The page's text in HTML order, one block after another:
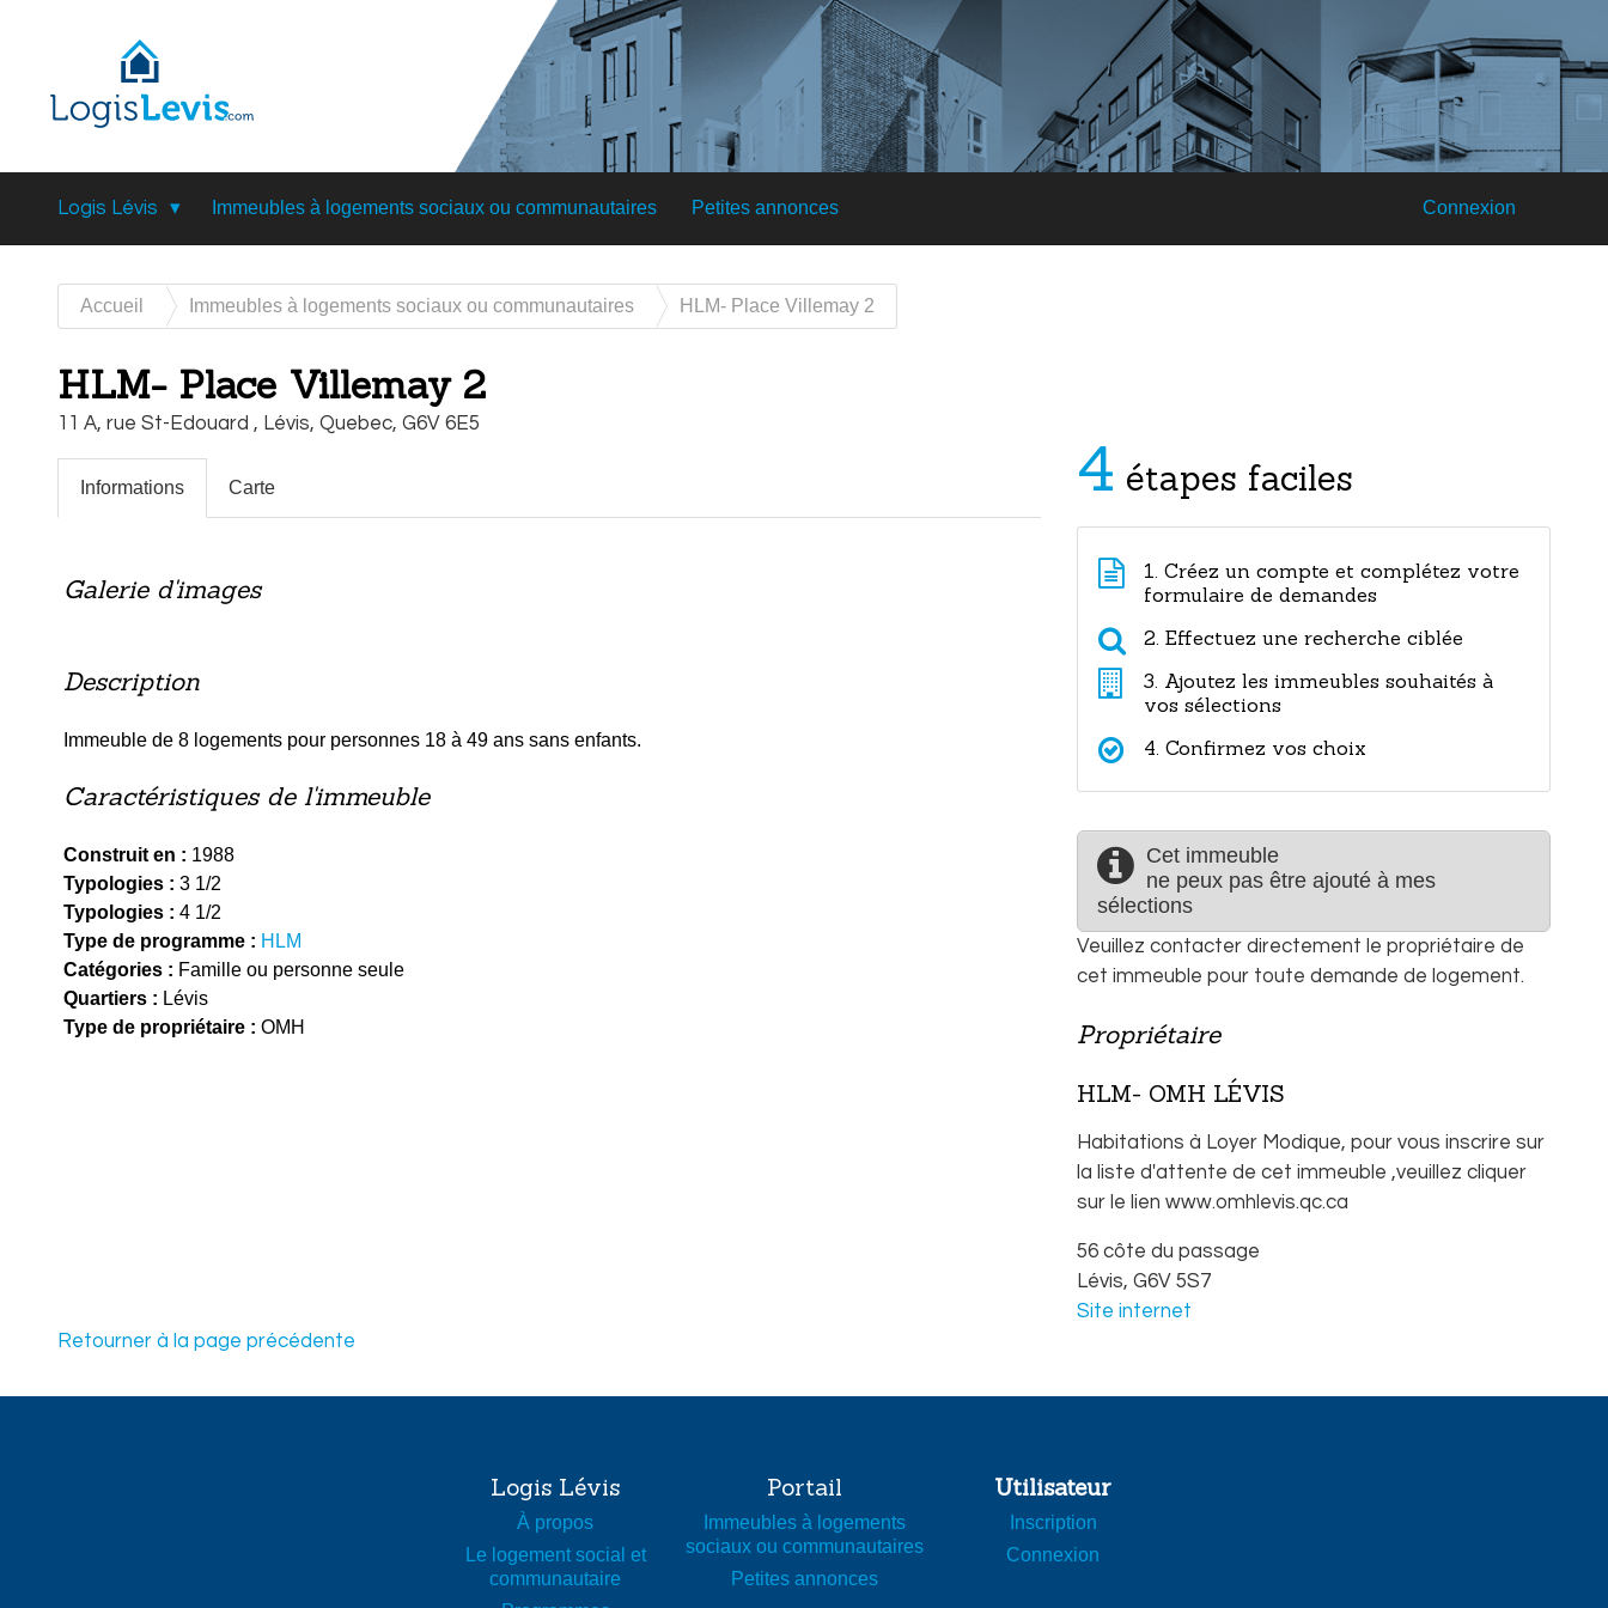
Logis Lévis Immeubles à logements sociaux ou communautaires Petites annonces Connexion
Accueil Immeubles à logements sociaux ou communautaires HLM- Place Villemay 2
HLM- Place Villemay 2
11 A, rue St-Edouard , Lévis, Quebec, G6V 6E5
Informations
Galerie d'images
Description
Immeuble de 8 logements pour personnes 18 à 49 ans sans enfants.
Caractéristiques de l'immeuble
Construit en : 1988
Typologies : 3 1/2
Typologies : 4 1/2
Type de programme : HLM
Catégories : Famille ou personne seule
Quartiers : Lévis
Type de propriétaire : OMH
Carte
75 ans et plus avec service
50 ans et plus
4 étapes faciles
1. Créez un compte et complétez votre
formulaire de demandes
2. Effectuez une recherche ciblée
3. Ajoutez les immeubles souhaités à
vos sélections
4. Confirmez vos choix
Cet immeuble
ne peux pas être ajouté à mes
sélections
Veuillez contacter directement le propriétaire de
cet immeuble pour toute demande de logement.
Propriétaire
HLM- OMH LÉVIS
Habitations à Loyer Modique, pour vous inscrire sur
la liste d'attente de cet immeuble ,veuillez cliquer
sur le lien www.omhlevis.qc.ca
56 côte du passage
Lévis, G6V 5S7
Site internet
Retourner à la page précédente
Logis Lévis
À propos
Le logement social et
communautaire
Portail
Immeubles à logements
sociaux ou communautaires
Petites annonces
Utilisateur
Inscription
Connexion